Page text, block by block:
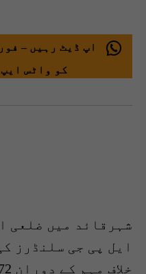
اپ ڈیٹ رہیں –
کو واٹس
شہرقائد میں ضلعی
ایل پی جی سلنڈرز